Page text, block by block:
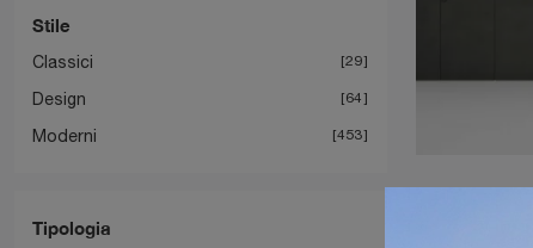
Stile
Classici 29
Design 64
Moderni 453
Tipologia